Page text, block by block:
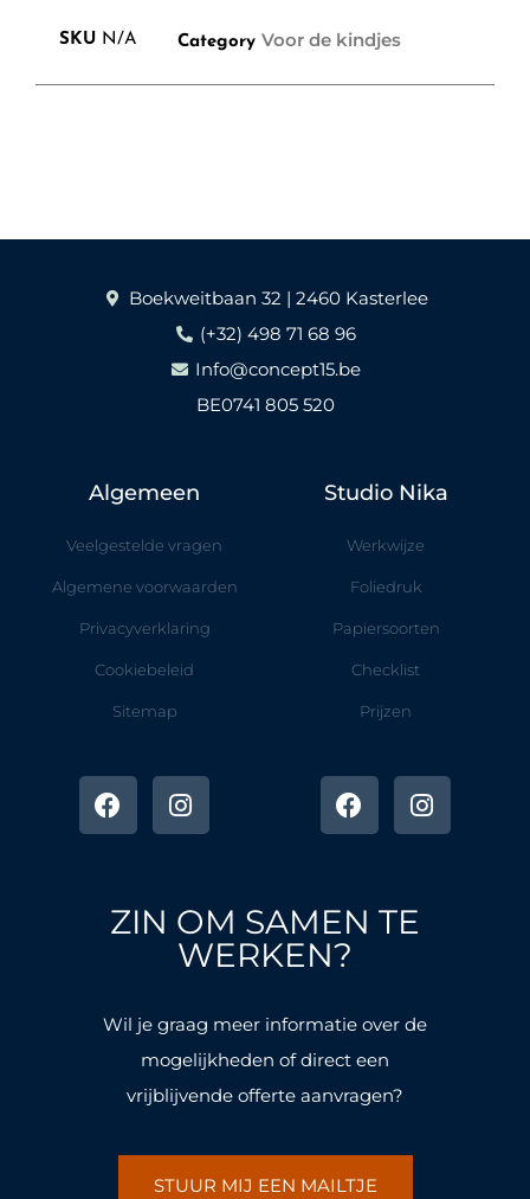
SKU N/A Category Voor de kindjes
Boekweitbaan 32 | 2460 Kasterlee
(+32) 498 71 68 96
Info@concept15.be
BE0741 805 520
Algemeen
Veelgestelde vragen
Algemene voorwaarden
Privacyverklaring
Cookiebeleid
Sitemap
a
c
e
o
n
s
t
r
a
m
Studio Nika
Werkwijze
Foliedruk
Papiersoorten
Checklist
Prijzen
a
c
e
o
k
n
s
t
ZIN OM SAMEN TE
WERKEN?
Wil je graag meer informatie over de
mogelijkheden of direct een
vrijblijvende offerte aanvragen?
STUUR MIJ EEN MAILTJE